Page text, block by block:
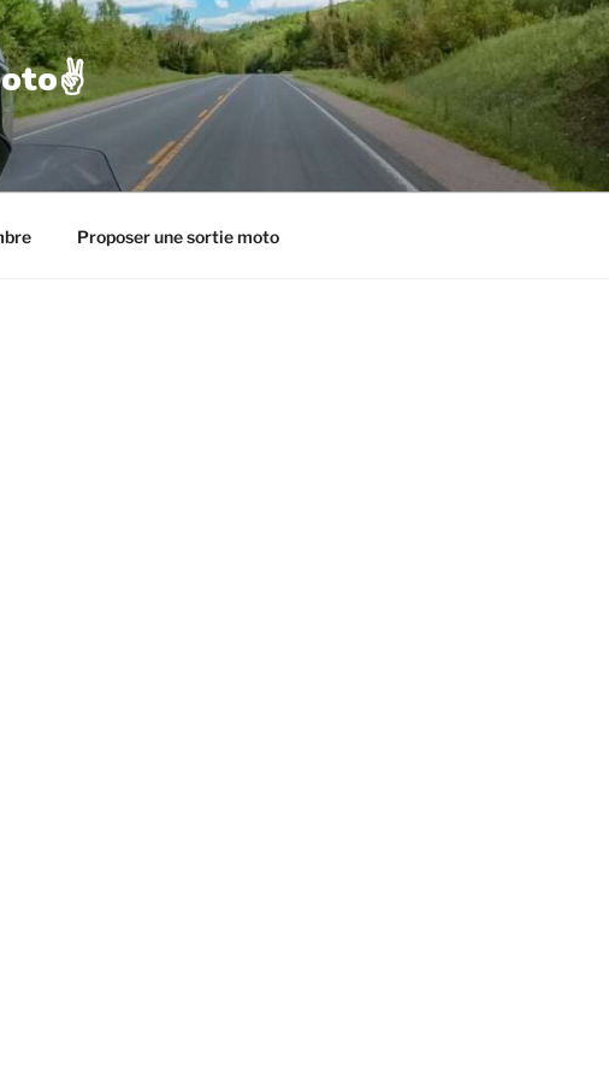
Proposer une sortie moto